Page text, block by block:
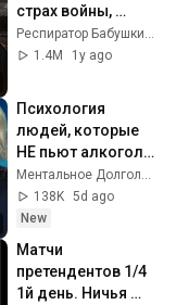
страх войны,
политику в спорте,
Россию,
деньги
Респиратор Бабушкина
1.4M
1y ago
Психология
людей, которые
НЕ пьют алкоголь
(согласно
нейронауке) |
Татьяна
Черниговская
Ментальное Долголетие and 2 more
138K 5d ago
New
Матчи
претендентов 1/4
1й день. Ничья